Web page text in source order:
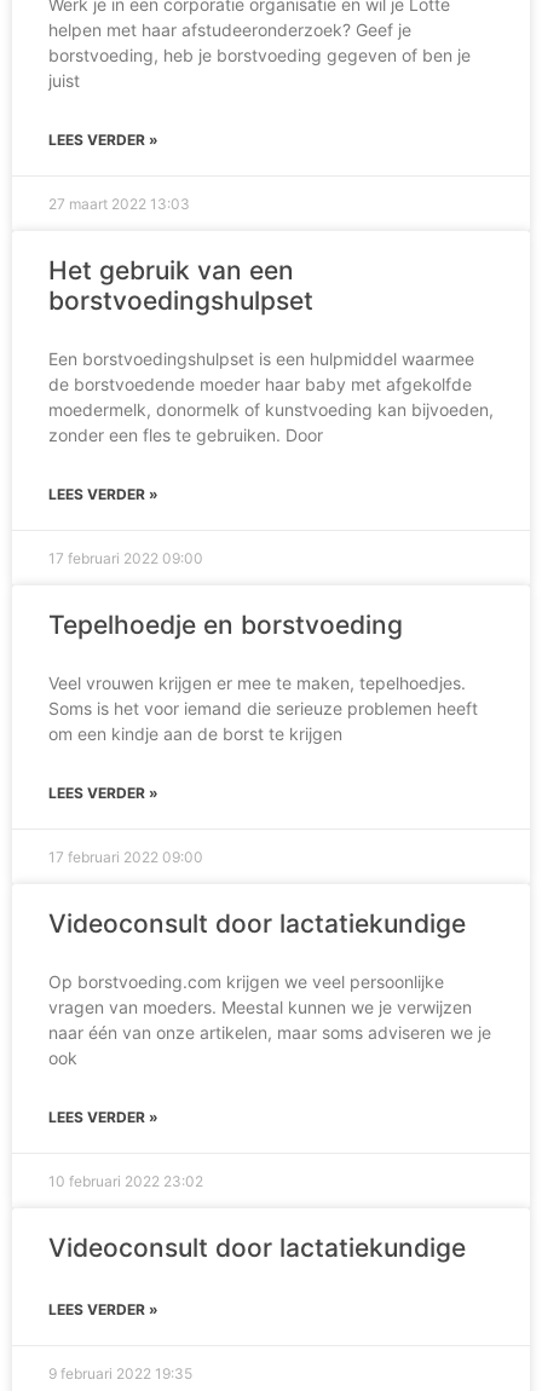
Werk je in een corporatie organisatie en wil je Lotte
helpen met haar afstudeeronderzoek? Geef je
borstvoeding, heb je borstvoeding gegeven of ben je
juist
LEES VERDER »
27 maart 2022 13:03
Het gebruik van een
borstvoedingshulpset
Een borstvoedingshulpset is een hulpmiddel waarmee
de borstvoedende moeder haar baby met afgekolfde
moedermelk, donormelk of kunstvoeding kan bijvoeden,
zonder een fles te gebruiken. Door
LEES VERDER »
17 februari 2022 09:00
Tepelhoedje en borstvoeding
Veel vrouwen krijgen er mee te maken, tepelhoedjes.
Soms is het voor iemand die serieuze problemen heeft
om een kindje aan de borst te krijgen
LEES VERDER »
17 februari 2022 09:00
Videoconsult door lactatiekundige
Op borstvoeding.com krijgen we veel persoonlijke
vragen van moeders. Meestal kunnen we je verwijzen
naar één van onze artikelen, maar soms adviseren we je
ook
LEES VERDER »
10 februari 2022 23:02
Videoconsult door lactatiekundige
LEES VERDER »
9 februari 2022 19:35